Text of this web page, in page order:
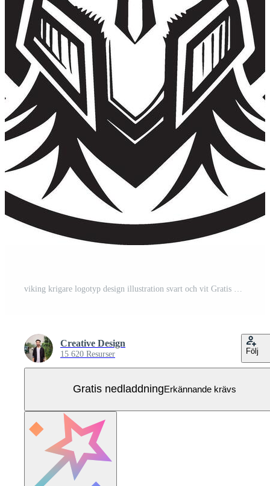
Creative Design
15 620 Resurser Följ
Gratis nedladdningErkännande krävs